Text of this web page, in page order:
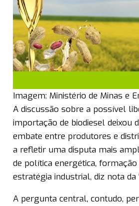
Imagem: Ministério de Minas e
A discussão sobre a possível
importação de biodiesel deixou
embate entre produtores e
a refletir uma disputa mais
de política energética,
estratégia industrial, diz nota da
A pergunta central, contudo,